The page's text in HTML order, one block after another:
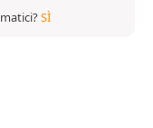
SÌ